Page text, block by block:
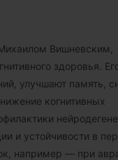
Вишневским,
здоровья.
улучшают память,
когнитивных
и устойчивости в
например — при